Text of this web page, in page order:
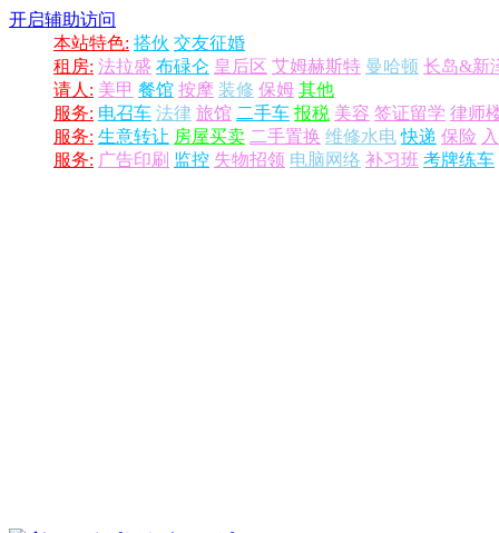
开启辅助访问
本站特色: 搭伙 交友征婚
租房: 法拉盛 布碌仑 皇后区 艾姆赫斯特 曼哈顿 长岛&新
请人: 美甲 餐馆 按摩 装修 保姆 其他
服务: 电召车 法律 旅馆 二手车 报税 美容 签证留学 律师
服务: 生意转让 房屋买卖 二手置换 维修水电 快递 保险
服务: 广告印刷 监控 失物招领 电脑网络 补习班 考牌练车